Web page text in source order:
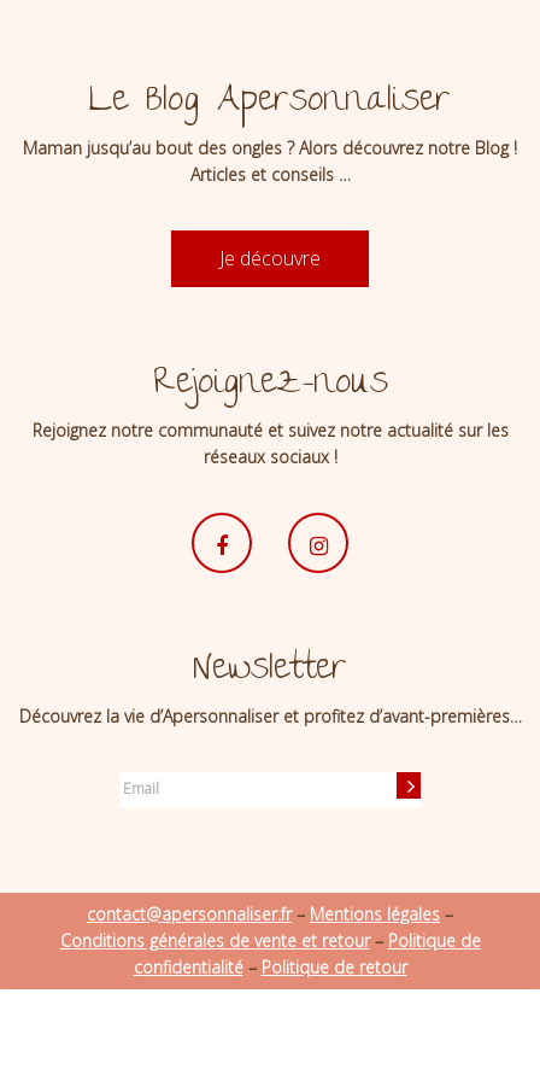
Le Blog Apersonnaliser
Maman jusqu’au bout des ongles ? Alors découvrez notre Blog !
Articles et conseils …
Je découvre
Rejoignez-nous
Rejoignez notre communauté et suivez notre actualité sur les
réseaux sociaux !
Newsletter
Découvrez la vie d’Apersonnaliser et profitez d’avant-premières…
contact@apersonnaliser.fr– Mentions légales –
Conditions générales de vente et retour– Politique de
confidentialité– Politique de retour